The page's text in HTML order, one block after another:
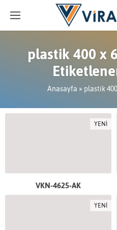
plastik 400 x
Anasayfa » plastik
YENİ
VKN-4625-AK
YENİ